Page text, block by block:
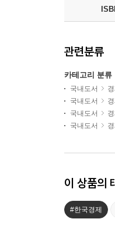
관련분류
카테고리 분류
국내도서
국내도서
국내도서
국내도서
이 상품의
#한국경제